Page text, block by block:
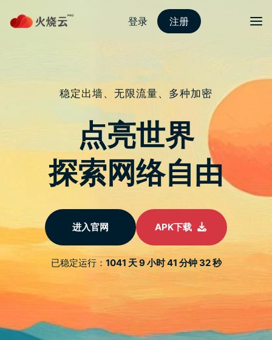
至
正
文 protonvpn下载
省电小技巧！5 招使用冷气／家电的好习惯
学起来电费不再爆掉
想省电一点也不难 几个简单步骤就能做到